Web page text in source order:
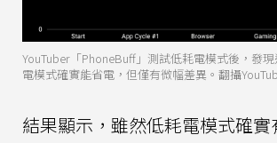
YouTuber「PhoneBuff」測試低耗電模式後，發
電模式確實能省電，但僅有微幅差異。翻攝
結果顯示，雖然低耗電模式確實